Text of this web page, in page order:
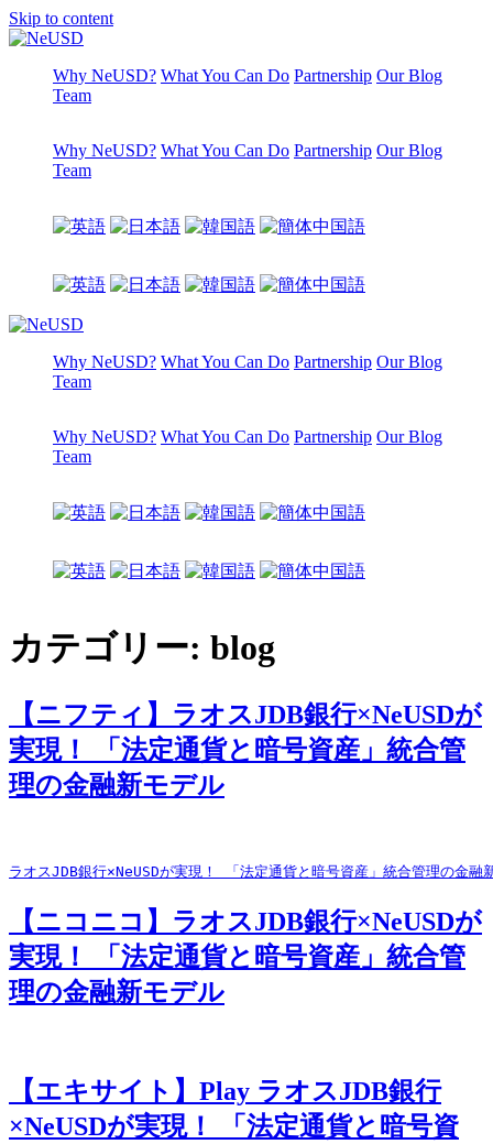
Skip to content
Why NeUSD? What You Can Do Partnership Our Blog
Team
Why NeUSD? What You Can Do Partnership Our Blog
Team
Why NeUSD? What You Can Do Partnership Our Blog
Team
Why NeUSD? What You Can Do Partnership Our Blog
Team
カテゴリー: blog
【ニフティ】ラオスJDB銀行×NeUSDが
実現！ 「法定通貨と暗号資産」統合管
理の金融新モデル
ラオスJDB銀行×NeUSDが実現！ 「法定通貨と暗号資産」統合管理の金融
【ニコニコ】ラオスJDB銀行×NeUSDが
実現！ 「法定通貨と暗号資産」統合管
理の金融新モデル
【エキサイト】Play ラオスJDB銀行
×NeUSDが実現！ 「法定通貨と暗号資